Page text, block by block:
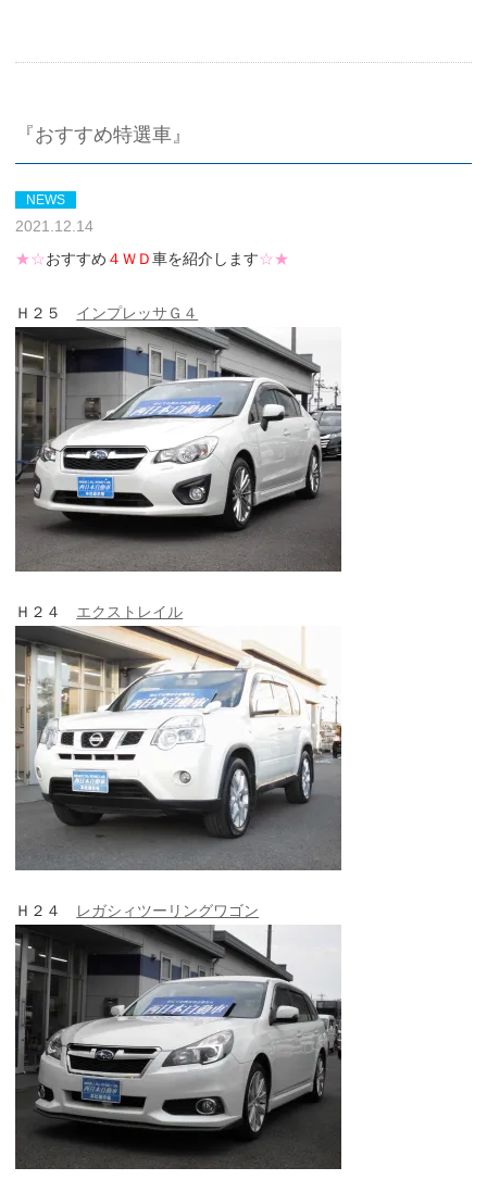
『おすすめ特選車』
NEWS
2021.12.14
★☆おすすめ ４ＷＤ車を紹介します☆★
Ｈ２５ インプレッサＧ４
Ｈ２４ エクストレイル
Ｈ２４ レガシィツーリングワゴン